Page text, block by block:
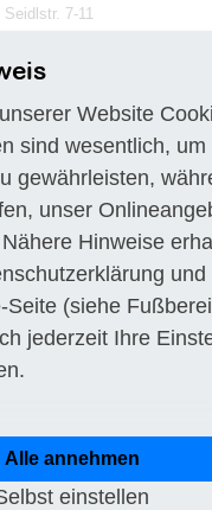
Seidlstr. 7-11
Telefon 089-54552-444 Fax
E-Mail:
b) Vergabeverfahren
Öffentliche Ausschreibung,
Vergabenummer 14-12-02
c) Angaben zum
Entschlüsselung der
Ausschließlich elektronischer
Vergabeunterlagen über
www.vergabe.bayern.de
Verschlüsselung verwendeten
Elektronische
fortgeschrittener oder
nach Signaturgesetz
Website
sind wesentlich, um
gewährleisten,
unser
Hinweise
und
Seite (siehe
jederzeit Ihre
Alle annehmen
einstellen